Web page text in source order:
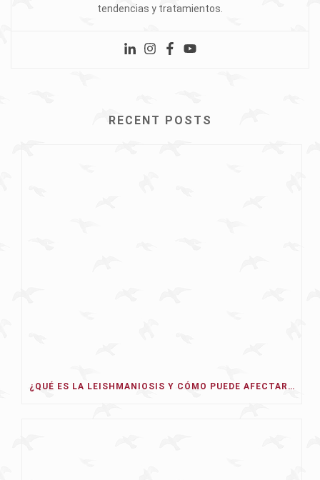
tendencias y tratamientos.
RECENT POSTS
¿QUÉ ES LA LEISHMANIOSIS Y CÓMO PUEDE AFECTAR A NUESTRO PERRO EN 2026?